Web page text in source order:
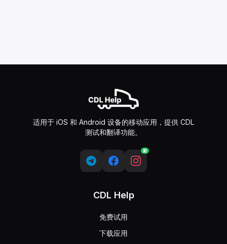
适用于 iOS 和 Android 设备的移动应用，提供 CDL
测试和翻译功能。
新
CDL Help
免费试用
下载应用